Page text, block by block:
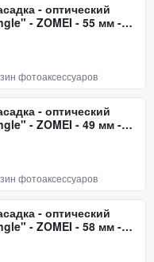
- оптический
- ZOMEI - 55 мм -
фотоаксессуаров
- оптический
- ZOMEI - 49 мм -
фотоаксессуаров
- оптический
- ZOMEI - 58 мм -